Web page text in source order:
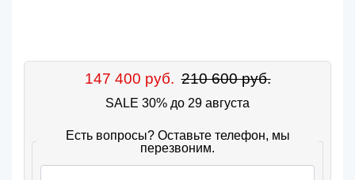
147 400 руб. 210 600 руб.
SALE 30% до 29 августа
Есть вопросы? Оставьте телефон, мы
перезвоним.